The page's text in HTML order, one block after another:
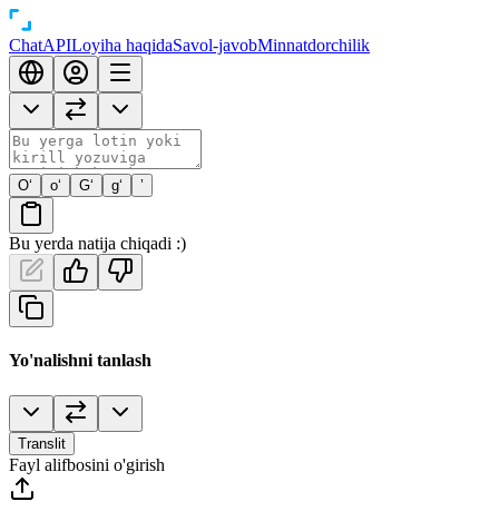
ChatAPILoyiha haqidaSavol-javobMinnatdorchilik
O‘ o‘ G‘ g‘ ’
Bu yerda natija chiqadi :)
Yo'nalishni tanlash
Translit
Fayl alifbosini o'girish